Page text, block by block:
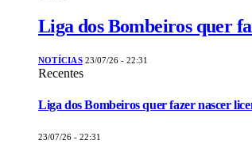
Liga dos Bombeiros quer
NOTÍCIAS 23/07/26 - 22:31
Recentes
Liga dos Bombeiros quer fazer nascer
23/07/26 - 22:31